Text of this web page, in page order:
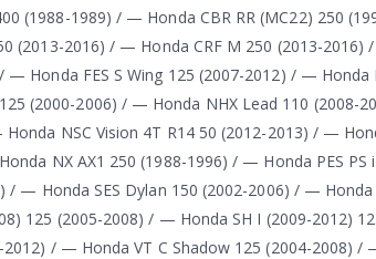
(1988-1989) / — Honda CBR RR (MC22) 250
(2013-2016) / — Honda CRF M 250 (2013-2016)
Honda FES S Wing 125 (2007-2012) / — Honda
(2000-2006) / — Honda NHX Lead 110 (2008-
NSC Vision 4T R14 50 (2012-2013) / —
NX AX1 250 (1988-1996) / — Honda PES
/ — Honda SES Dylan 150 (2002-2006) / — Honda
125 (2005-2008) / — Honda SH I (2009-2012)
/ — Honda VT C Shadow 125 (2004-2008) /